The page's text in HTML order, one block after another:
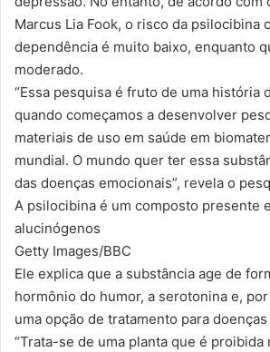
Marcus Lia Fook, o risco da psilocibina
dependência é muito baixo, enquanto
moderado.
“Essa pesquisa é fruto de uma história
quando começamos a desenvolver
materiais de uso em saúde em
mundial. O mundo quer ter essa
das doenças emocionais”, revela o
A psilocibina é um composto presente
alucinógenos
Getty Images/BBC
Ele explica que a substância age de
hormônio do humor, a serotonina e,
uma opção de tratamento para
“Trata-se de uma planta que é proibida